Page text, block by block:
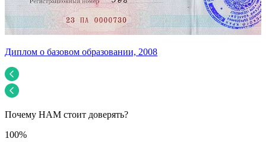
Диплом о базовом образовании, 2008
Почему НАМ стоит доверять?
100%